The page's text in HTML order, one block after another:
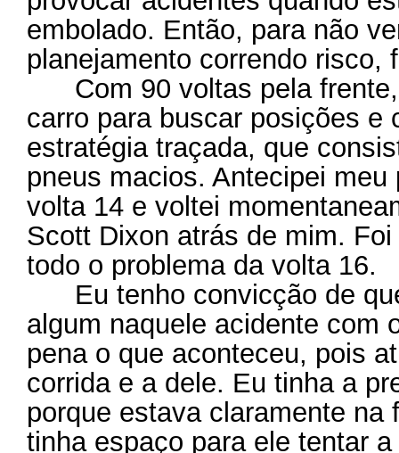
embolado. Então, para não
planejamento correndo risco,
Com 90 voltas pela frente,
carro para buscar posições e
estratégia traçada, que
pneus macios. Antecipei meu
volta 14 e voltei
Scott Dixon atrás de mim.
todo o problema da volta 16.
Eu tenho convicção de
algum naquele acidente com
pena o que aconteceu, pois
corrida e a dele. Eu tinha a
porque estava claramente na
tinha espaço para ele tentar